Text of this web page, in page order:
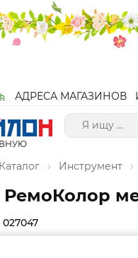
АДРЕСА МАГАЗИНОВ
Каталог Инструмент